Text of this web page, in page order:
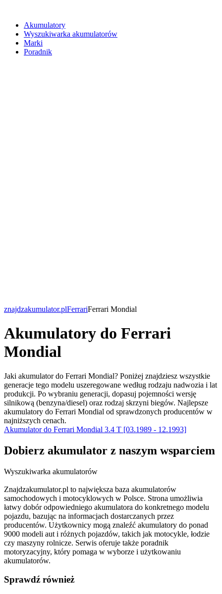
Akumulatory
Wyszukiwarka akumulatorów
Marki
Poradnik
znajdzakumulator.plFerrariFerrari Mondial
Akumulatory do Ferrari
Mondial
Jaki akumulator do Ferrari Mondial? Poniżej znajdziesz wszystkie
generacje tego modelu uszeregowane według rodzaju nadwozia i lat
produkcji. Po wybraniu generacji, dopasuj pojemności wersję
silnikową (benzyna/diesel) oraz rodzaj skrzyni biegów. Najlepsze
akumulatory do Ferrari Mondial od sprawdzonych producentów w
najniższych cenach.
Akumulator do Ferrari Mondial 3.4 T [03.1989 - 12.1993]
Dobierz akumulator z naszym wsparciem
Wyszukiwarka akumulatorów
Znajdzakumulator.pl to największa baza akumulatorów
samochodowych i motocyklowych w Polsce. Strona umożliwia
łatwy dobór odpowiedniego akumulatora do konkretnego modelu
pojazdu, bazując na informacjach dostarczanych przez
producentów. Użytkownicy mogą znaleźć akumulatory do ponad
9000 modeli aut i różnych pojazdów, takich jak motocykle, łodzie
czy maszyny rolnicze. Serwis oferuje także poradnik
motoryzacyjny, który pomaga w wyborze i użytkowaniu
akumulatorów.
Sprawdź również